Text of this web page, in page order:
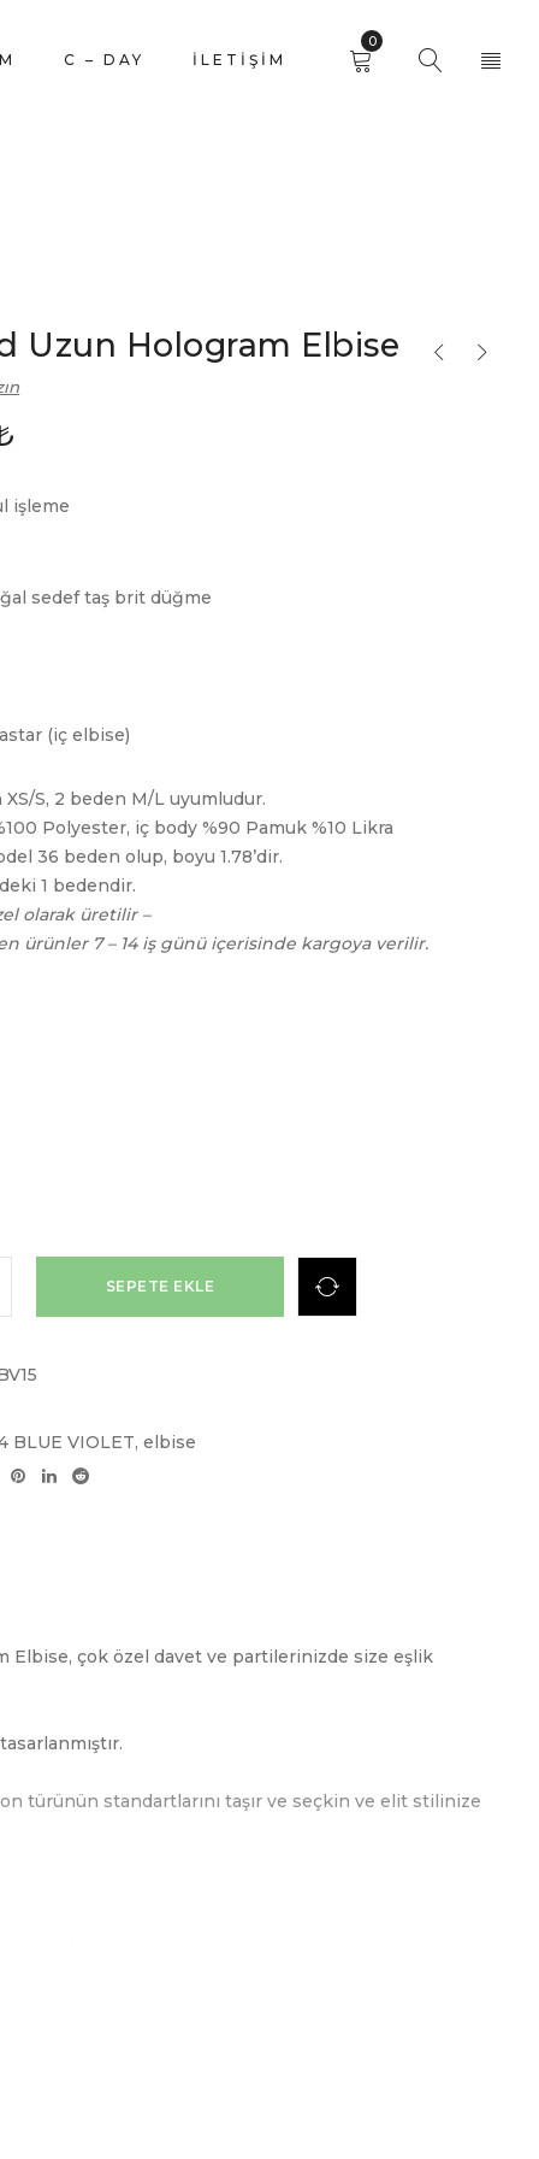
C – DAY İLETIŞIM
0
Uzun Hologram Elbise
işleme
sedef taş brit düğme
(iç elbise)
XS/S, 2 beden M/L uyumludur.
Polyester, iç body %90 Pamuk %10 Likra
36 beden olup, boyu 1.78’dir.
1 bedendir.
olarak üretilir –
ürünler 7 – 14 iş günü içerisinde kargoya verilir.
SEPETE EKLE
BLUE VIOLET, elbise
Elbise, çok özel davet ve partilerinizde size eşlik
türünün standartlarını taşır ve seçkin ve elit stilinize